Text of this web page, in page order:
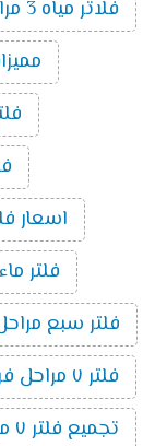
فلاتر مياه 3 مراحل
اسعار فلاتر
فلتر ماء 7مراحل
فلتر سبع
فلتر ٧ مراحل فريش
تجميع فلتر ٧ مراحل